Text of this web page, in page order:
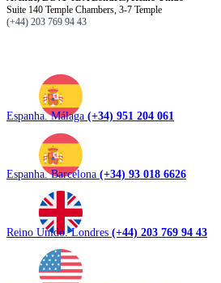
Suite 140 Temple Chambers, 3-7 Temple
(+44) 203 769 94 43
Espanha. Málaga (+34) 951 204 061
Espanha. Barcelona (+34) 93 018 6626
Reino Unido. Londres (+44) 203 769 94 43